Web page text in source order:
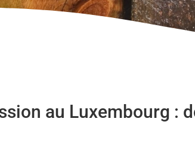
au Luxembourg :